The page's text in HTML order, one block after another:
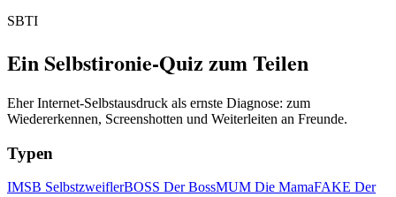
SBTI
Ein Selbstironie-Quiz zum Teilen
Eher Internet-Selbstausdruck als ernste Diagnose: zum
Wiedererkennen, Screenshotten und Weiterleiten an Freunde.
Typen
IMSB SelbstzweiflerBOSS Der BossMUM Die MamaFAKE Der